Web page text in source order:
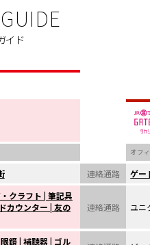
イド
オフ
連絡通路 ゲー
クラフト | 筆記具
カウンター | 友の
連絡通路 ユニ
鏡 | 補聴器 | ゴル